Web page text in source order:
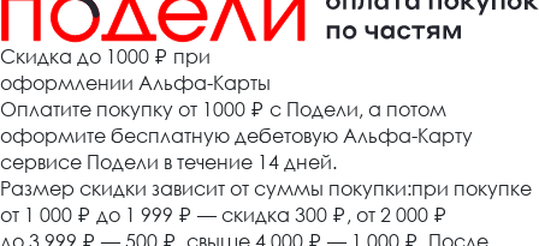
Cкидка до 1000 ₽ при
оформлении Альфа-Карты
Оплатите покупку от 1000 ₽ с Подели, а потом
оформите бесплатную дебетовую Альфа-Карту
сервисе Подели в течение 14 дней.
Размер скидки зависит от суммы покупки:при покупке
от 1 000 ₽ до 1 999 ₽ — скидка 300 ₽ , от 2 000 ₽
до 3 999 ₽ — 500 ₽ , свыше 4 000 ₽ — 1 000 ₽ . После